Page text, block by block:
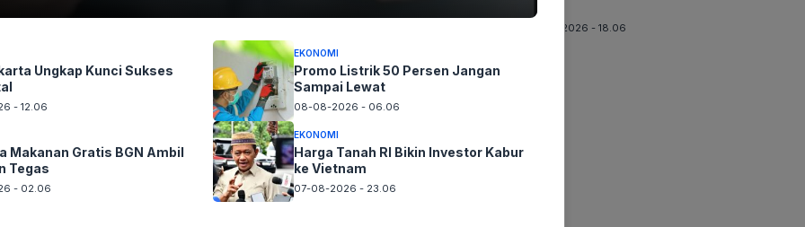
iklim.
foto Silahkan Terima Kasih
07-08-2026 - 18.06
Ungkap Kunci Sukses
- 12.06
EKONOMI
Promo Listrik 50 Persen Jangan
Sampai Lewat
08-08-2026 - 06.06
Makanan Gratis BGN Ambil
Tegas
- 02.06
EKONOMI
Harga Tanah RI Bikin Investor Kabur
ke Vietnam
07-08-2026 - 23.06